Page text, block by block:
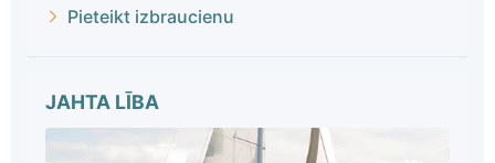
Pieteikt izbraucienu
JAHTA LĪBA